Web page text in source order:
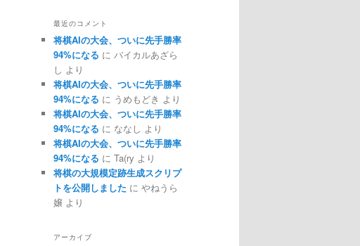
最近のコメント
将棋AIの大会、ついに先手勝率
94%になる に バイカルあざら
し より
将棋AIの大会、ついに先手勝率
94%になる に うめもどき より
将棋AIの大会、ついに先手勝率
94%になる に ななし より
将棋AIの大会、ついに先手勝率
94%になる に Ta(ry より
将棋の大規模定跡生成スクリプ
トを公開しました に やねうら
嬢 より
アーカイブ